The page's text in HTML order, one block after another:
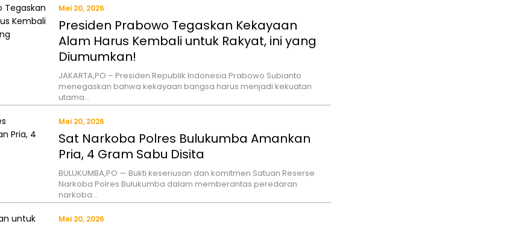
Mei 20, 2026
Presiden Prabowo Tegaskan Kekayaan
Alam Harus Kembali untuk Rakyat, ini yang
Diumumkan!
JAKARTA,PO – Presiden Republik Indonesia Prabowo Subianto
menegaskan bahwa kekayaan bangsa harus menjadi kekuatan
utama…
Mei 20, 2026
Sat Narkoba Polres Bulukumba Amankan
Pria, 4 Gram Sabu Disita
BULUKUMBA,PO — Bukti keseriusan dan komitmen Satuan Reserse
Narkoba Polres Bulukumba dalam memberantas peredaran
narkoba…
Mei 20, 2026